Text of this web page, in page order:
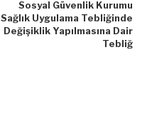
Sosyal Güvenlik Kurumu
Sağlık Uygulama Tebliğinde
Değişiklik Yapılmasına Dair
Tebliğ